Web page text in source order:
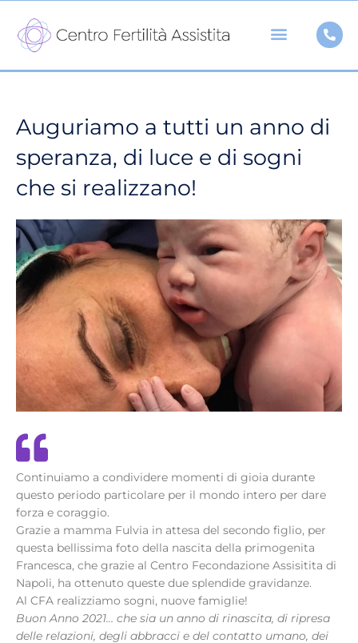
contenuto
Auguriamo a tutti un anno di
speranza, di luce e di sogni
che si realizzano!
Continuiamo a condividere momenti di gioia durante
questo periodo particolare per il mondo intero per dare
forza e coraggio.
Grazie a mamma Fulvia in attesa del secondo figlio, per
questa bellissima foto della nascita della primogenita
Francesca, che grazie al Centro Fecondazione Assisitita di
Napoli, ha ottenuto queste due splendide gravidanze.
Al CFA realizziamo sogni, nuove famiglie!
Buon Anno 2021… che sia un anno di rinascita, di ripresa
delle relazioni, degli abbracci e del contatto umano, dei